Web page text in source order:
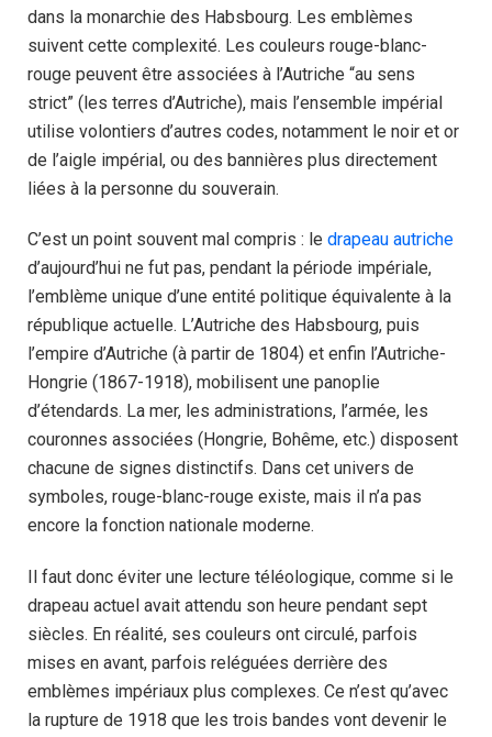
dans la monarchie des Habsbourg. Les emblèmes
suivent cette complexité. Les couleurs rouge-blanc-
rouge peuvent être associées à l’Autriche “au sens
strict” (les terres d’Autriche), mais l’ensemble impérial
utilise volontiers d’autres codes, notamment le noir et or
de l’aigle impérial, ou des bannières plus directement
liées à la personne du souverain.
C’est un point souvent mal compris : le drapeau autriche
d’aujourd’hui ne fut pas, pendant la période impériale,
l’emblème unique d’une entité politique équivalente à la
république actuelle. L’Autriche des Habsbourg, puis
l’empire d’Autriche (à partir de 1804) et enfin l’Autriche-
Hongrie (1867-1918), mobilisent une panoplie
d’étendards. La mer, les administrations, l’armée, les
couronnes associées (Hongrie, Bohême, etc.) disposent
chacune de signes distinctifs. Dans cet univers de
symboles, rouge-blanc-rouge existe, mais il n’a pas
encore la fonction nationale moderne.
Il faut donc éviter une lecture téléologique, comme si le
drapeau actuel avait attendu son heure pendant sept
siècles. En réalité, ses couleurs ont circulé, parfois
mises en avant, parfois reléguées derrière des
emblèmes impériaux plus complexes. Ce n’est qu’avec
la rupture de 1918 que les trois bandes vont devenir le